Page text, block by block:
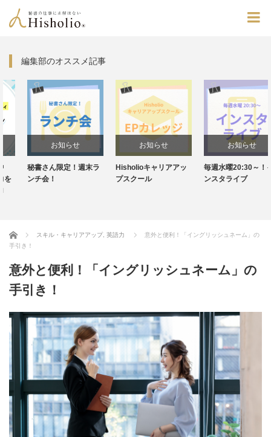
編集部のオススメ記事
お知らせ
秘書さん限定！週末ラ
ンチ会！
お知らせ
Hisholioキャリアアッ
プスクール
お知らせ
毎週水曜20:30～！イ
ンスタライブ
Home スキル・キャリアアップ, 英語力
意外と便利！「イングリッシュネーム」の
手引き！
意外と便利！「イングリッシュネーム」の
手引き！